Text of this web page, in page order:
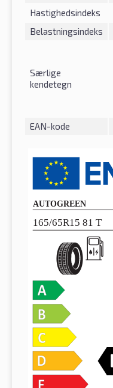
Hastighedsindeks
Belastningsindeks
Særlige
kendetegn
EAN-kode